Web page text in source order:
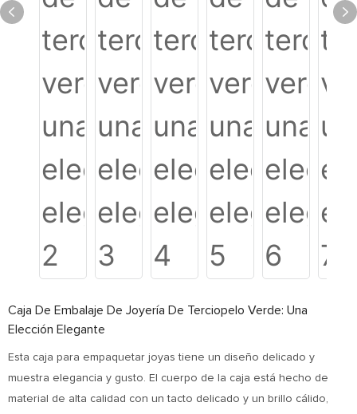
Caja De Embalaje De Joyería De Terciopelo Verde: Una
Elección Elegante
Esta caja para empaquetar joyas tiene un diseño delicado y
muestra elegancia y gusto. El cuerpo de la caja está hecho de
material de alta calidad con un tacto delicado y un brillo cálido,